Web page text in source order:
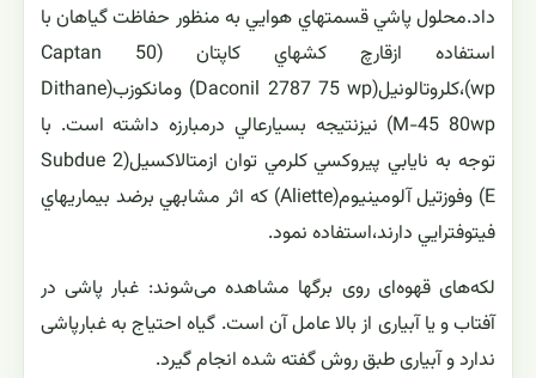
داد.محلول پاشي قسمتهاي هوايي به منظور حفاظت گياهان با
استفاده ازقارچ كشهاي كاپتان (Captan 50
wp)،كلروتالونيل(Daconil 2787 75 wp) ومانكوزب(Dithane
M-45 80wp) نيزنتيجه بسيارعالي درمبارزه داشته است. با
توجه به نايابي پيروكسي كلرمي توان ازمتالاكسيل(Subdue 2
E) وفوزتيل آلومينيوم(Aliette) كه اثر مشابهي برضد بيماريهاي
فيتوفترايي دارند،استفاده نمود.
لکه‌های قهوه‌ای روی برگها مشاهده می‌شوند: غبار پاشی در
آفتاب و یا آبیاری از بالا عامل آن است. گیاه احتیاج به غبارپاشی
ندارد و آبیاری طبق روش گفته شده انجام گیرد.